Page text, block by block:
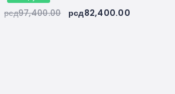
рсд97,400.00 рсд82,400.00